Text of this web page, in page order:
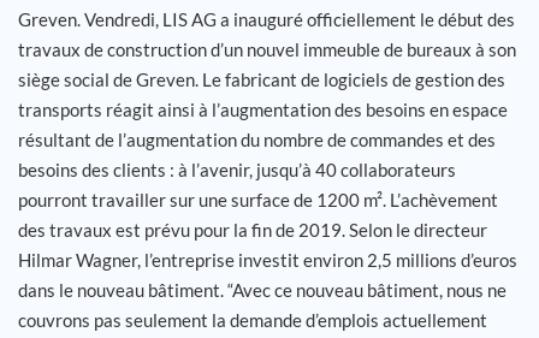
Service
Entreprise
Carrière
Références
Actualités
Greven. Vendredi, LIS AG a inauguré officiellement le début des
travaux de construction d’un nouvel immeuble de bureaux à son
siège social de Greven. Le fabricant de logiciels de gestion des
transports réagit ainsi à l’augmentation des besoins en espace
résultant de l’augmentation du nombre de commandes et des
besoins des clients : à l’avenir, jusqu’à 40 collaborateurs
pourront travailler sur une surface de 1200 m². L’achèvement
des travaux est prévu pour la fin de 2019. Selon le directeur
Hilmar Wagner, l’entreprise investit environ 2,5 millions d’euros
dans le nouveau bâtiment. “Avec ce nouveau bâtiment, nous ne
couvrons pas seulement la demande d’emplois actuellement